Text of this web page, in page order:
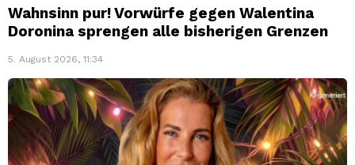
Wahnsinn pur! Vorwürfe gegen Walentina
Doronina sprengen alle bisherigen Grenzen
5. August 2026, 11:34